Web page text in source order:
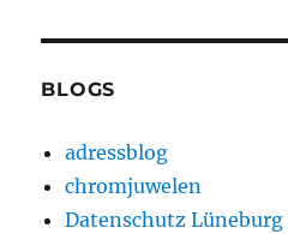
BLOGS
adressblog
chromjuwelen
Datenschutz Lüneburg